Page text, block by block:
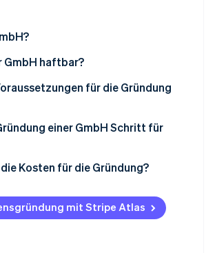
Sie, wie Stripe Lösungen für die
Partner
und Nachteile einer GmbH?
GmbH haftbar?
für die Gründung
und Eintrag ins
muss man einbringen?
einer GmbH Schritt für
festlegen
bestimmen
aufsetzen
Kosten für die Gründung?
mit Stripe Atlas